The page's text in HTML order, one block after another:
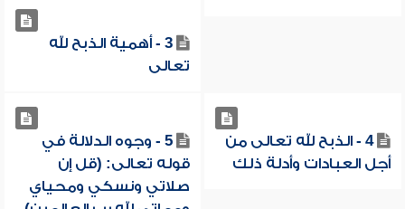
3 - أهمية الذبح لله
تعالى
4 - الذبح لله تعالى من
أجل العبادات وأدلة ذلك
5 - وجوه الدلالة في
قوله تعالى: (قل إن
صلاتي ونسكي ومحياي